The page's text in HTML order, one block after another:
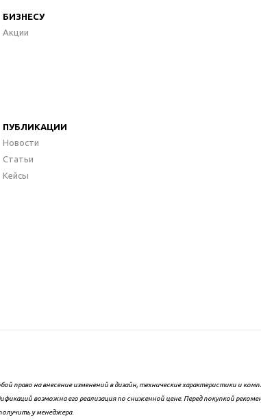
БИЗНЕСУ
Акции
ПУБЛИКАЦИИ
Новости
Статьи
Кейсы
право на внесение изменений в дизайн, технические характеристики и
возможна его реализация по сниженной цене. Перед покупкой
у менеджера.